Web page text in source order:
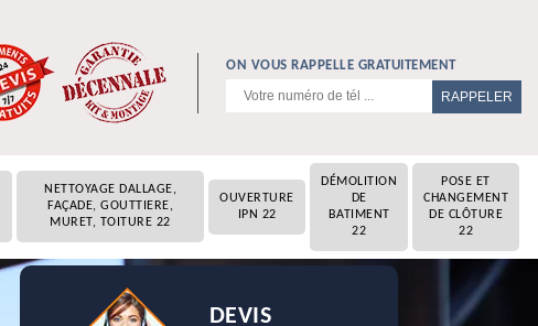
ON VOUS RAPPELLE GRATUITEMENT
NETTOYAGE DALLAGE,
FAÇADE, GOUTTIERE,
MURET, TOITURE 22
OUVERTURE
IPN 22
DÉMOLITION
DE
BATIMENT
22
POSE ET
CHANGEMENT
DE CLÔTURE
22
DEVIS